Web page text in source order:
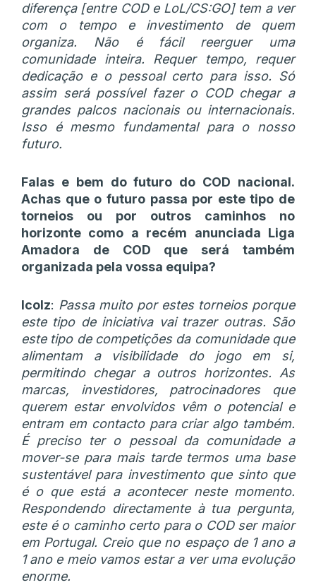
diferença [entre COD e LoL/CS:GO] tem a ver
com o tempo e investimento de quem
organiza. Não é fácil reerguer uma
comunidade inteira. Requer tempo, requer
dedicação e o pessoal certo para isso. Só
assim será possível fazer o COD chegar a
grandes palcos nacionais ou internacionais.
Isso é mesmo fundamental para o nosso
futuro.
Falas e bem do futuro do COD nacional.
Achas que o futuro passa por este tipo de
torneios ou por outros caminhos no
horizonte como a recém anunciada Liga
Amadora de COD que será também
organizada pela vossa equipa?
Icolz: Passa muito por estes torneios porque
este tipo de iniciativa vai trazer outras. São
este tipo de competições da comunidade que
alimentam a visibilidade do jogo em si,
permitindo chegar a outros horizontes. As
marcas, investidores, patrocinadores que
querem estar envolvidos vêm o potencial e
entram em contacto para criar algo também.
É preciso ter o pessoal da comunidade a
mover-se para mais tarde termos uma base
sustentável para investimento que sinto que
é o que está a acontecer neste momento.
Respondendo directamente à tua pergunta,
este é o caminho certo para o COD ser maior
em Portugal. Creio que no espaço de 1 ano a
1 ano e meio vamos estar a ver uma evolução
enorme.